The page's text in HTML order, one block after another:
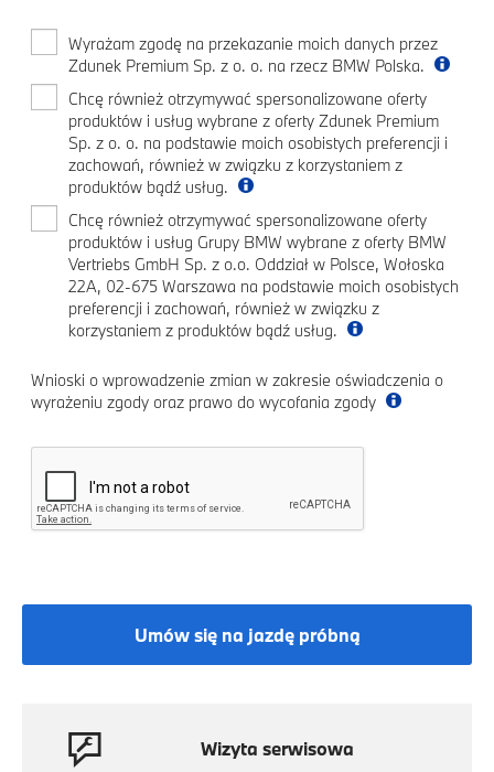
Wyrażam zgodę na przekazanie moich danych przez
Zdunek Premium Sp. z o. o. na rzecz BMW Polska.
Chcę również otrzymywać spersonalizowane oferty
produktów i usług wybrane z oferty Zdunek Premium
Sp. z o. o. na podstawie moich osobistych preferencji i
zachowań, również w związku z korzystaniem z
produktów bądź usług.
Chcę również otrzymywać spersonalizowane oferty
produktów i usług Grupy BMW wybrane z oferty BMW
Vertriebs GmbH Sp. z o.o. Oddział w Polsce, Wołoska
22A, 02-675 Warszawa na podstawie moich osobistych
preferencji i zachowań, również w związku z
korzystaniem z produktów bądź usług.
Wnioski o wprowadzenie zmian w zakresie oświadczenia o
wyrażeniu zgody oraz prawo do wycofania zgody
Umów się na jazdę próbną
Wizyta serwisowa